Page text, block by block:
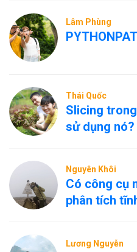
Lâm Phùng
Thái Quốc
Slicing
sử dụng nó?
Nguyên Khôi
Có công cụ
phân tích
Lương Nguyễn